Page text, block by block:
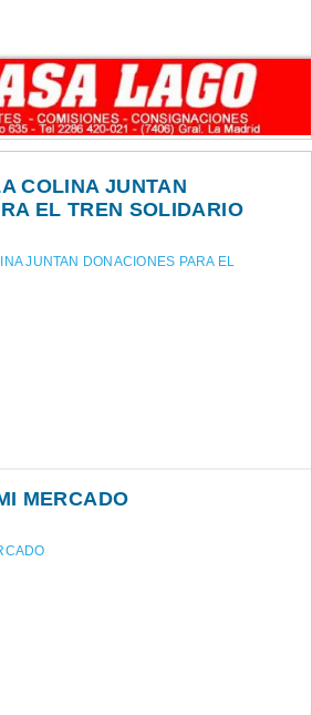
COLINA JUNTAN
EL TREN SOLIDARIO
MERCADO